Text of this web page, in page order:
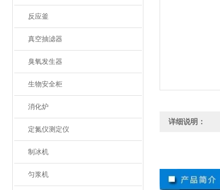
反应釜
真空抽滤器
臭氧发生器
生物安全柜
消化炉
定氮仪测定仪
制冰机
匀浆机
详细说明：